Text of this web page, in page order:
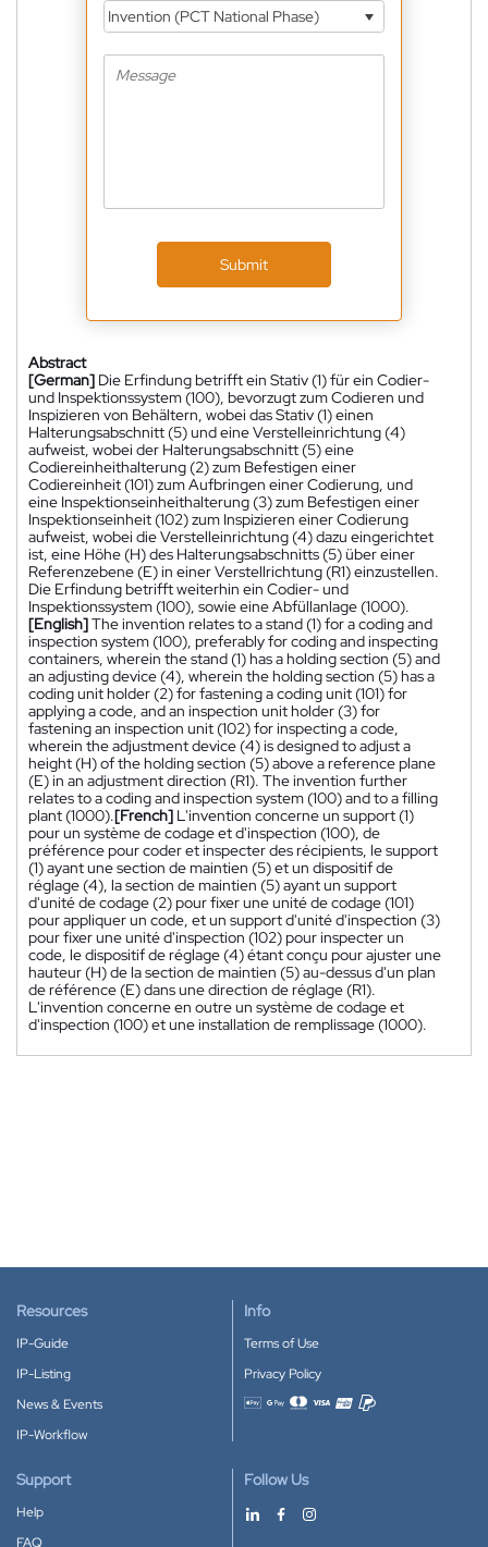
Invention (PCT National Phase)
Submit
Abstract
[German] Die Erfindung betrifft ein Stativ (1) für ein Codier-
und Inspektionssystem (100), bevorzugt zum Codieren und
Inspizieren von Behältern, wobei das Stativ (1) einen
Halterungsabschnitt (5) und eine Verstelleinrichtung (4)
aufweist, wobei der Halterungsabschnitt (5) eine
Codiereinheithalterung (2) zum Befestigen einer
Codiereinheit (101) zum Aufbringen einer Codierung, und
eine Inspektionseinheithalterung (3) zum Befestigen einer
Inspektionseinheit (102) zum Inspizieren einer Codierung
aufweist, wobei die Verstelleinrichtung (4) dazu eingerichtet
ist, eine Höhe (H) des Halterungsabschnitts (5) über einer
Referenzebene (E) in einer Verstellrichtung (R1) einzustellen.
Die Erfindung betrifft weiterhin ein Codier- und
Inspektionssystem (100), sowie eine Abfüllanlage (1000).
[English]The invention relates to a stand (1) for a coding and
inspection system (100), preferably for coding and inspecting
containers, wherein the stand (1) has a holding section (5) and
an adjusting device (4), wherein the holding section (5) has a
coding unit holder (2) for fastening a coding unit (101) for
applying a code, and an inspection unit holder (3) for
fastening an inspection unit (102) for inspecting a code,
wherein the adjustment device (4) is designed to adjust a
height (H) of the holding section (5) above a reference plane
(E) in an adjustment direction (R1). The invention further
relates to a coding and inspection system (100) and to a filling
plant (1000).[French] L'invention concerne un support (1)
pour un système de codage et d'inspection (100), de
préférence pour coder et inspecter des récipients, le support
(1) ayant une section de maintien (5) et un dispositif de
réglage (4), la section de maintien (5) ayant un support
d'unité de codage (2) pour fixer une unité de codage (101)
pour appliquer un code, et un support d'unité d'inspection (3)
pour fixer une unité d'inspection (102) pour inspecter un
code, le dispositif de réglage (4) étant conçu pour ajuster une
hauteur (H) de la section de maintien (5) au-dessus d'un plan
de référence (E) dans une direction de réglage (R1).
L'invention concerne en outre un système de codage et
d'inspection (100) et une installation de remplissage (1000).
Resources
IP-Guide
IP-Listing
News & Events
IP-Workflow
Info
Terms of Use
Privacy Policy
Accepted payment methods
Support
Help
FAQ
Follow Us